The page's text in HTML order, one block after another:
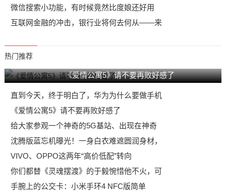
微信搜索小功能，有时候竟然比度娘还好用
互联网金融的冲击，银行业将何去何从——来
热门推荐
《爱情公寓5》请不要再败好感了
直到今天，终于明白了，华为为什么要做手机
《爱情公寓5》请不要再败好感了
给大家参观一个神奇的5G基站、出现在神奇
沈腾版蓝忘机曝光！一身白衣难遮圆润身材，
VIVO、OPPO这两年“高价低配”转向
你们都替《灵魂摆渡》的于毅惋惜他不火，可
手腕上的公交卡：小米手环4 NFC版简单